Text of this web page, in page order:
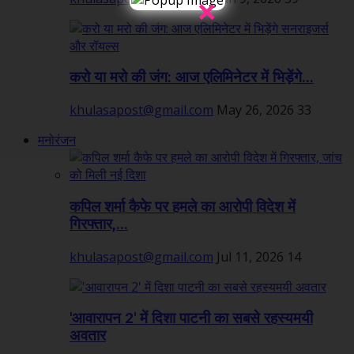
करो या मरो की जंग: आज एलिमिनेटर में भिड़ेंगे...
khulasapost@gmail.com May 26, 2026 33
मनोरंजन
कपिल शर्मा कैफे पर हमले का आरोपी विदेश में
गिरफ्तार,...
khulasapost@gmail.com Jul 11, 2026 14
'आवारापन 2' में दिशा पाटनी का सबसे रहस्यमयी
अवतार
×